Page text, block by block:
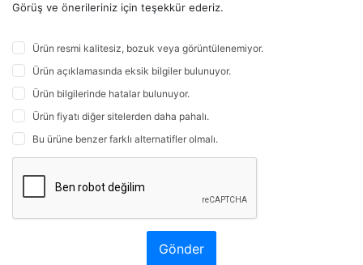
Görüş ve önerileriniz için teşekkür ederiz.
Ürün resmi kalitesiz, bozuk veya görüntülenemiyor.
Ürün açıklamasında eksik bilgiler bulunuyor.
Ürün bilgilerinde hatalar bulunuyor.
Ürün fiyatı diğer sitelerden daha pahalı.
Bu ürüne benzer farklı alternatifler olmalı.
Gönder